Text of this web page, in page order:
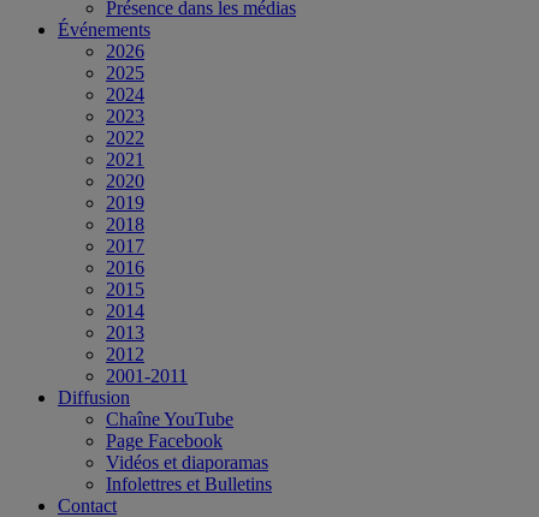
Présence dans les médias
Événements
2026
2025
2024
2023
2022
2021
2020
2019
2018
2017
2016
2015
2014
2013
2012
2001-2011
Diffusion
Chaîne YouTube
Page Facebook
Vidéos et diaporamas
Infolettres et Bulletins
Contact